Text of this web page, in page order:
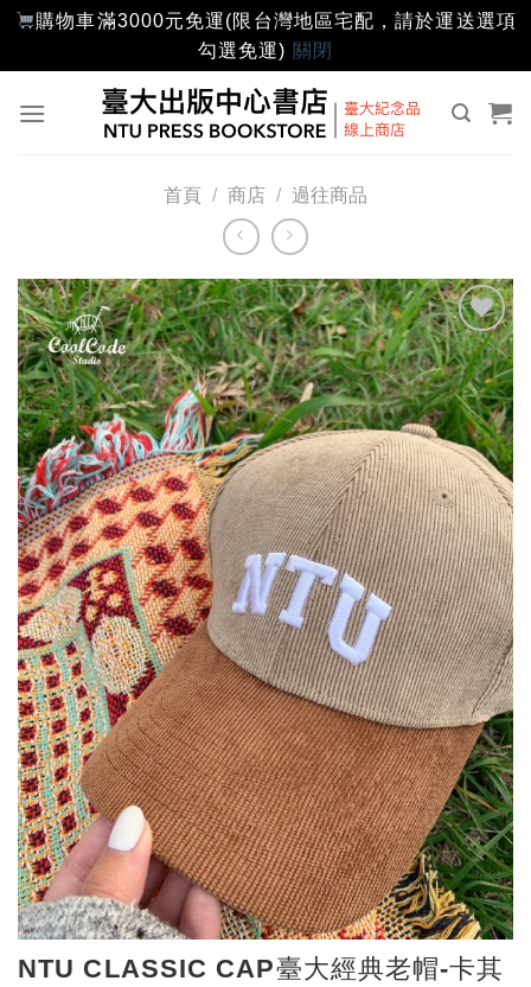
購物車滿3000元免運(限台灣地區宅配，請於運送選項
勾選免運) 關閉
首頁 / 商店 / 過往商品
加入
「願
望輕
單」
NTU CLASSIC CAP臺大經典老帽-卡其